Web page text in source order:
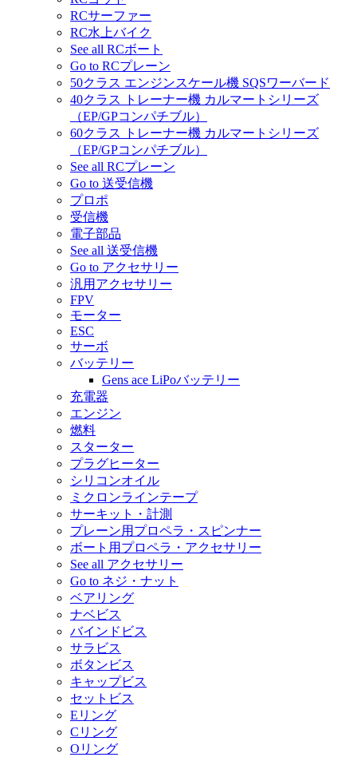
RCサーファー
RC水上バイク
See all RCボート
Go to RCプレーン
50クラス エンジンスケール機 SQSワーバード
40クラス トレーナー機 カルマートシリーズ
（EP/GPコンパチブル）
60クラス トレーナー機 カルマートシリーズ
（EP/GPコンパチブル）
See all RCプレーン
Go to 送受信機
プロポ
受信機
電子部品
See all 送受信機
Go to アクセサリー
汎用アクセサリー
FPV
モーター
ESC
サーボ
バッテリー
Gens ace LiPoバッテリー
充電器
エンジン
燃料
スターター
プラグヒーター
シリコンオイル
ミクロンラインテープ
サーキット・計測
プレーン用プロペラ・スピンナー
ボート用プロペラ・アクセサリー
See all アクセサリー
Go to ネジ・ナット
ベアリング
ナベビス
バインドビス
サラビス
ボタンビス
キャップビス
セットビス
Eリング
Cリング
Oリング